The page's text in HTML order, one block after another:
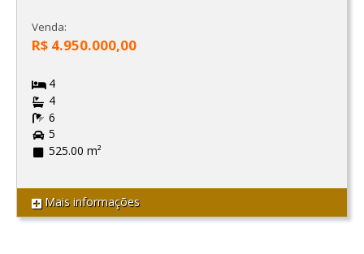
Venda:
R$ 4.950.000,00
4
4
6
5
525.00 m²
Mais informações